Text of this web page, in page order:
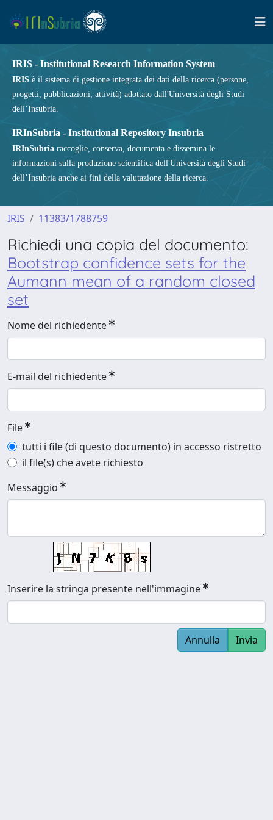
IRIS - Institutional Research Information System
IRIS è il sistema di gestione integrata dei dati della ricerca (persone,
progetti, pubblicazioni, attività) adottato dall'Università degli Studi
dell’Insubria.
IRInSubria - Institutional Repository Insubria
IRInSubria raccoglie, conserva, documenta e dissemina le
informazioni sulla produzione scientifica dell'Università degli Studi
dell’Insubria anche ai fini della valutazione della ricerca.
IRIS 11383/1788759
Richiedi una copia del documento:
Bootstrap confidence sets for the
Aumann mean of a random closed
set
Nome del richiedente
E-mail del richiedente
File
tutti i file (di questo documento) in accesso ristretto
il file(s) che avete richiesto
Messaggio
Inserire la stringa presente nell'immagine
Annulla Invia